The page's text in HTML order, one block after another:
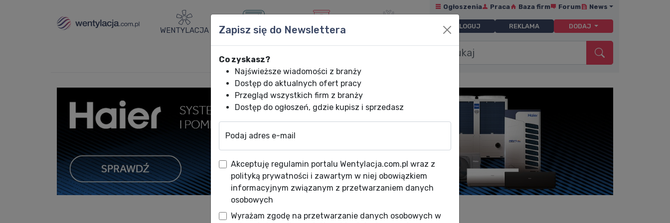
WENTYLACJA KLIMATYZACJA OGRZEWANIE
Ogłoszenia Praca Baza firm Forum News
ZALOGUJ REKLAMA DODAJ
Zapisz się do Newslettera
Co zyskasz?
Najświeższe wiadomości z branży
Dostęp do aktualnych ofert pracy
Przegląd wszystkich firm z branży
Dostęp do ogłoszeń, gdzie kupisz i sprzedasz
Podaj adres e-mail
Akceptuję regulamin portalu Wentylacja.com.pl wraz z
polityką prywatności i zawartym w niej obowiązkiem
informacyjnym związanym z przetwarzaniem danych
osobowych
Wyrażam zgodę na przetwarzanie danych osobowych w